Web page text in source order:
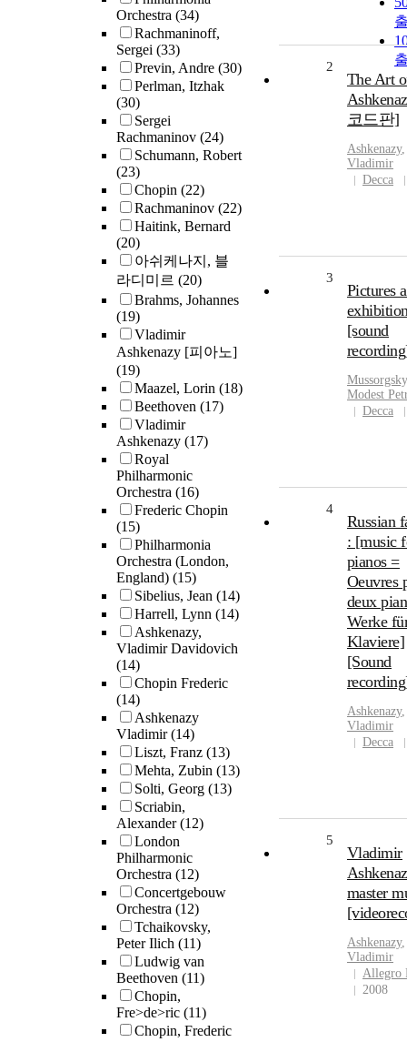
Orchestra (34)
Rachmaninoff,
Sergei (33)
Previn, Andre (30)
Perlman, Itzhak
(30)
Sergei
Rachmaninov (24)
Schumann, Robert
(23)
Chopin (22)
Rachmaninov (22)
Haitink, Bernard
(20)
아쉬케나지, 블
라디미르 (20)
Brahms, Johannes
(19)
Vladimir
Ashkenazy [피아노]
(19)
Maazel, Lorin (18)
Beethoven (17)
Vladimir
Ashkenazy (17)
Royal
Philharmonic
Orchestra (16)
Frederic Chopin
(15)
Philharmonia
Orchestra (London,
England) (15)
Sibelius, Jean (14)
Harrell, Lynn (14)
Ashkenazy,
Vladimir Davidovich
(14)
Chopin Frederic
(14)
Ashkenazy
Vladimir(14)
Liszt, Franz (13)
Mehta, Zubin (13)
Solti, Georg (13)
Scriabin,
Alexander(12)
London
Philharmonic
Orchestra (12)
Concertgebouw
Orchestra (12)
Tchaikovsky,
Peter Ilich (11)
Ludwig van
Beethoven (11)
Chopin,
Fre>de>ric (11)
Chopin, Frederic
2
The Art
코드판]
Ashkenazy,
Vladimir
Decca
3
Pictures
[sound
Modest
Decca
4
Russian
: [music
pianos =
Oeuvres
deux
Werke
Klaviere]
[Sound
Ashkenazy,
Vladimir
Decca
5
Vladimir
master
Ashkenazy,
Vladimir
Allegro
2008